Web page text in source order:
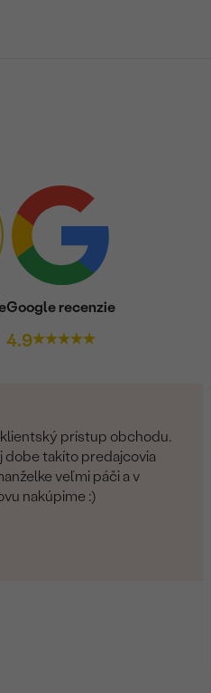
Google recenzie
4.9
prístup obchodu.
dobe takíto predajcovia
veľmi páči a v
nakúpime :)